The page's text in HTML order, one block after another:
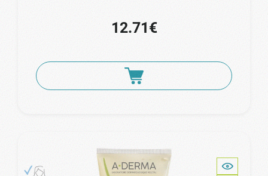
12.71€